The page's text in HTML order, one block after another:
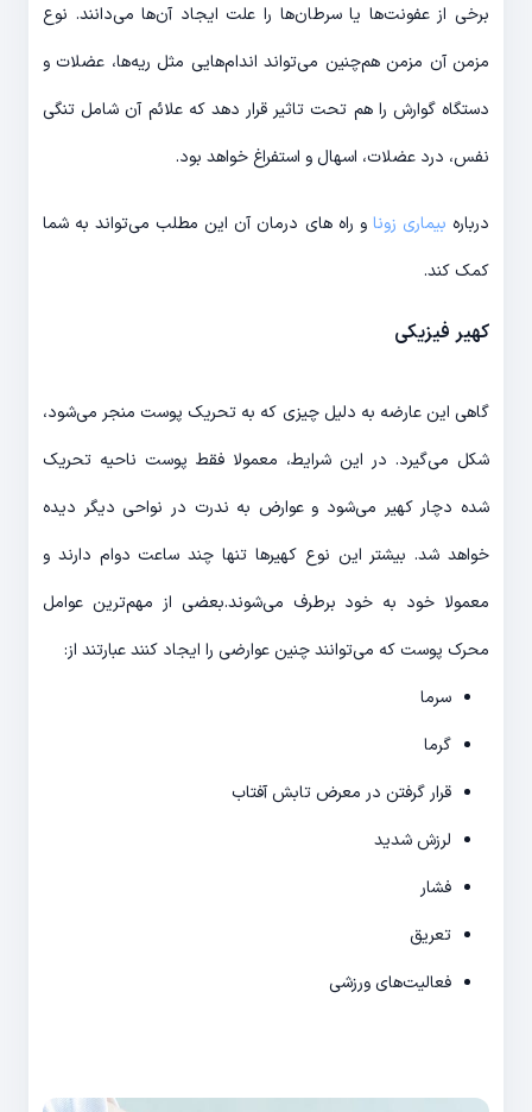
برخی از عفونت‌ها یا سرطان‌ها را علت ایجاد آن‌ها می‌دانند. نوع
مزمن آن مزمن هم‌چنین می‌تواند اندام‌هایی مثل ریه‌ها، عضلات و
دستگاه گوارش را هم تحت تاثیر قرار دهد که علائم آن شامل تنگی
نفس، درد عضلات، اسهال و استفراغ خواهد بود.
درباره بیماری زونا و راه های درمان آن این مطلب می‌تواند به شما
کمک کند.
کهیر فیزیکی
گاهی این عارضه به دلیل چیزی که به تحریک پوست منجر می‌شود،
شکل می‌گیرد. در این شرایط، معمولا فقط پوست ناحیه تحریک
شده دچار کهیر می‌شود و عوارض به ندرت در نواحی دیگر دیده
خواهد شد. بیشتر این نوع کهیرها تنها چند ساعت دوام دارند و
معمولا خود به خود برطرف می‌شوند.بعضی از مهم‌ترین عوامل
محرک پوست که می‌توانند چنین عوارضی را ایجاد کنند عبارتند از:
سرما
گرما
قرار گرفتن در معرض تابش آفتاب
لرزش شدید
فشار
تعریق
فعالیت‌های ورزشی